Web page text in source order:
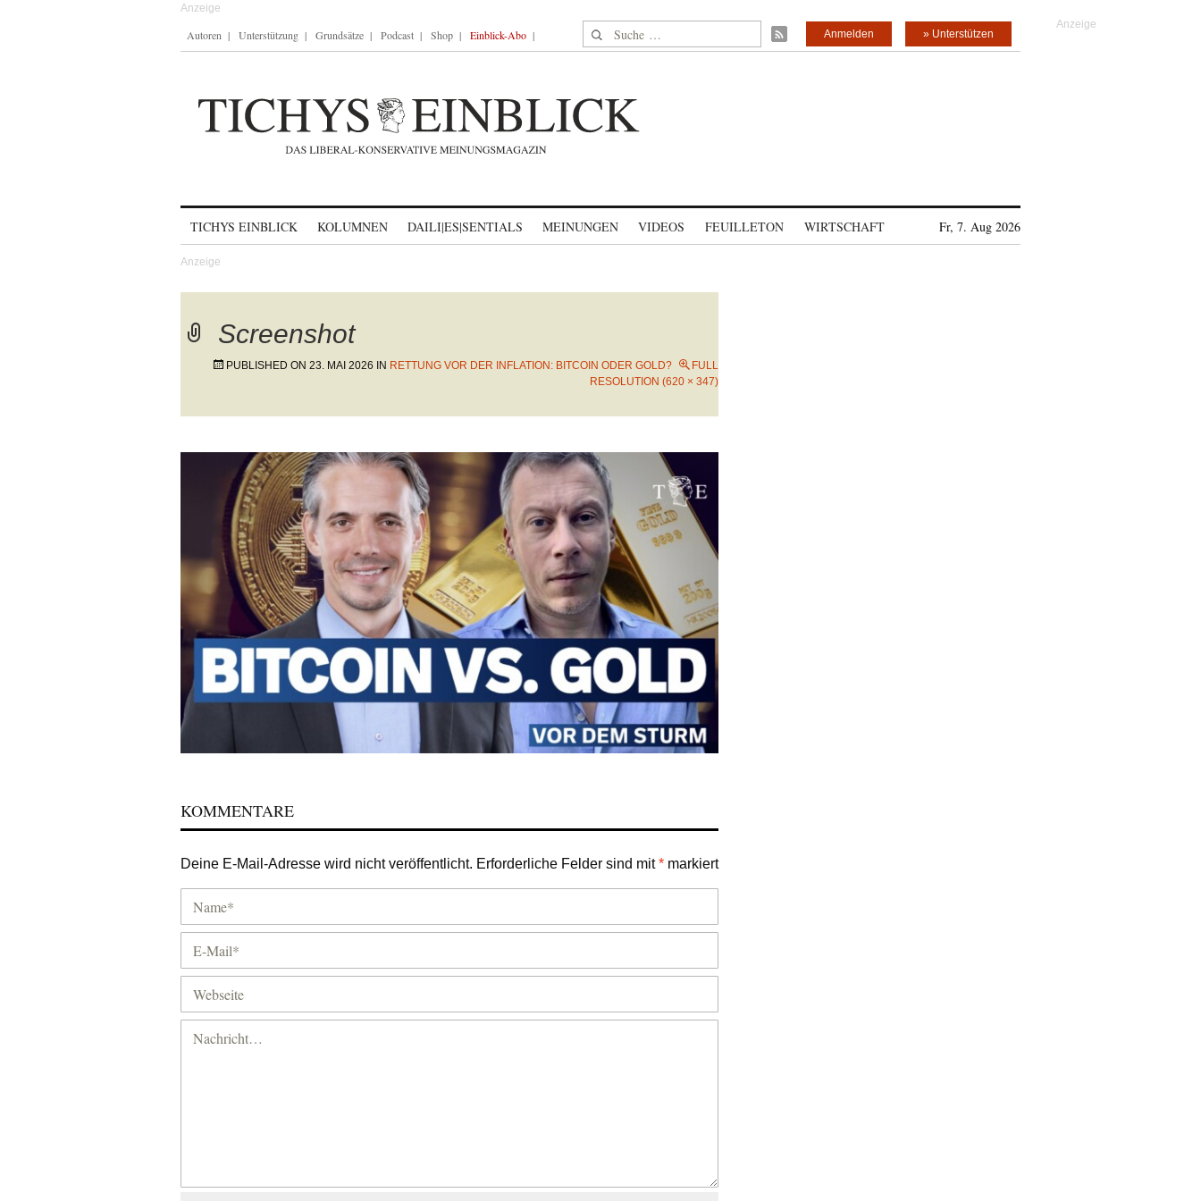
Autoren Unterstützung Grundsätze Podcast Shop Einblick-Abo Suche nach: » Unterstützen
Anmelden
TICHYS EINBLICK KOLUMNEN DAILI|ES|SENTIALS MEINUNGEN VIDEOS FEUILLETON WIRTSCHAFT Fr, 7. Aug 2026
Screenshot
PUBLISHED ON 23. MAI 2026 IN RETTUNG VOR DER INFLATION: BITCOIN ODER GOLD?
FULL
RESOLUTION (620 × 347)
KOMMENTARE
Deine E-Mail-Adresse wird nicht veröffentlicht. Erforderliche Felder sind mit* markiert